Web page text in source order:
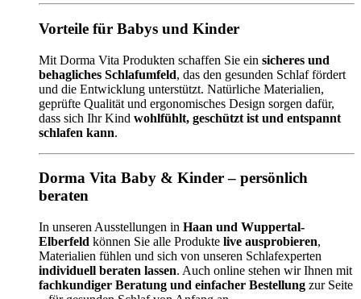
Vorteile für Babys und Kinder
Mit Dorma Vita Produkten schaffen Sie ein sicheres und
behagliches Schlafumfeld, das den gesunden Schlaf fördert
und die Entwicklung unterstützt. Natürliche Materialien,
geprüfte Qualität und ergonomisches Design sorgen dafür,
dass sich Ihr Kind wohlfühlt, geschützt ist und entspannt
schlafen kann.
Dorma Vita Baby & Kinder – persönlich
beraten
In unseren Ausstellungen in Haan und Wuppertal-
Elberfeld können Sie alle Produkte live ausprobieren,
Materialien fühlen und sich von unseren Schlafexperten
individuell beraten lassen. Auch online stehen wir Ihnen mit
fachkundiger Beratung und einfacher Bestellung zur Seite